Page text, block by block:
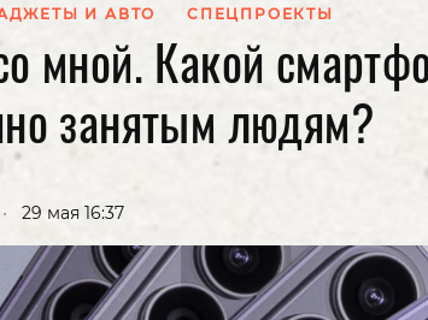
Шопинг
Как носить
Волосы
Маникюр
Спорт
Пластика
Кино и
Еда и
Психология
Музыка
Дизайн
И АВТО СПЕЦПРОЕКТЫ
мной. Какой
занятым людям?
• 29 мая 16:37